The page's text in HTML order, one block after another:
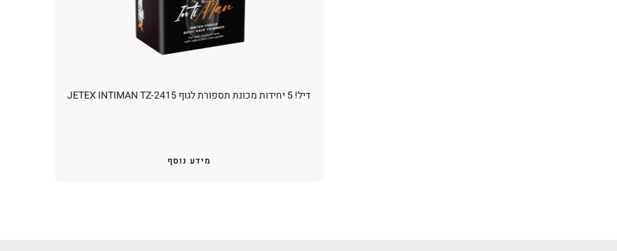
דיל! 5 יחידות מכונת תספורת לגוף JETEX INTIMAN TZ-2415
מידע נוסף